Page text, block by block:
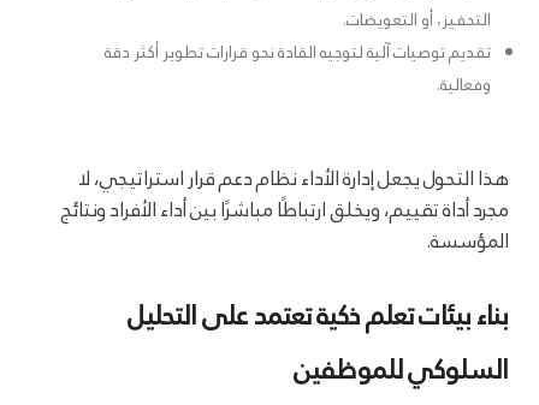
التحفيز، أو التعويضات.
تقديم توصيات آلية لتوجيه القادة نحو قرارات تطوير أكثر دقة
وفعالية.
هذا التحول يجعل إدارة الأداء نظام دعم قرار استراتيجي، لا
مجرد أداة تقييم، ويخلق ارتباطًا مباشرًا بين أداء الأفراد ونتائج
المؤسسة.
بناء بيئات تعلم ذكية تعتمد على التحليل
السلوكي للموظفين